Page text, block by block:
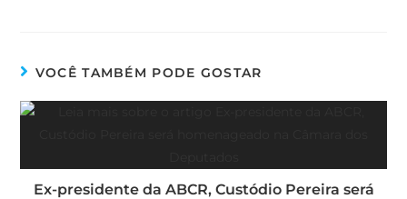
VOCÊ TAMBÉM PODE GOSTAR
Ex-presidente da ABCR, Custódio Pereira será